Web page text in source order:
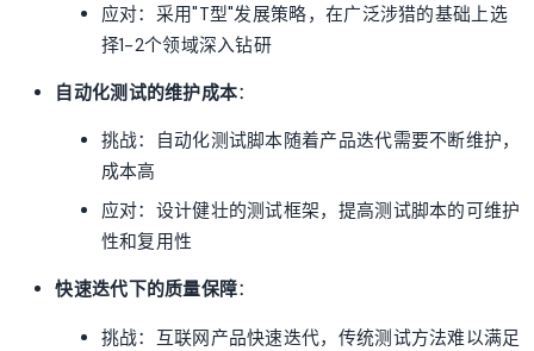
应对：采用"T型"发展策略，在广泛涉猎的基础上选
择1-2个领域深入钻研
自动化测试的维护成本：
挑战：自动化测试脚本随着产品迭代需要不断维护，
成本高
应对：设计健壮的测试框架，提高测试脚本的可维护
性和复用性
快速迭代下的质量保障：
挑战：互联网产品快速迭代，传统测试方法难以满足